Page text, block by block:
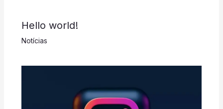
Hello world!
Notícias